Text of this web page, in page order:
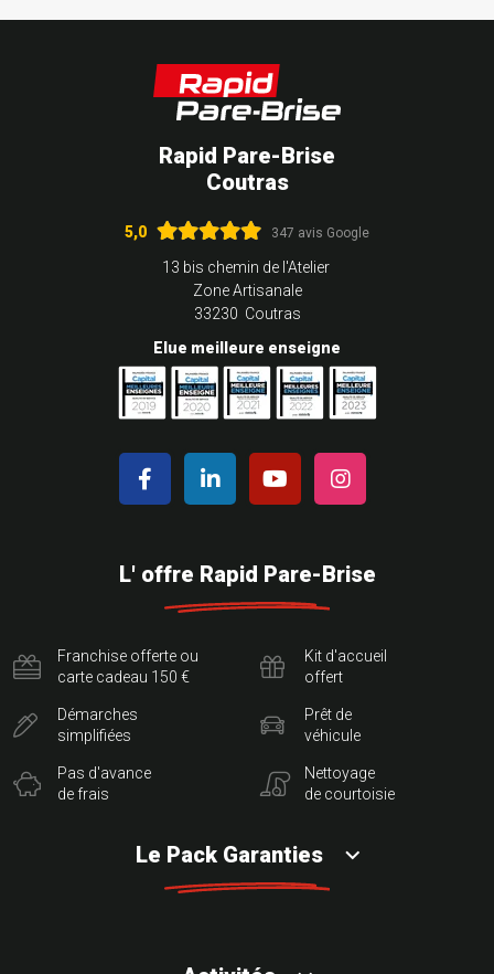
Rapid Pare-Brise
Coutras
5,0 347 avis Google
13 bis chemin de l'Atelier
Zone Artisanale
33230 Coutras
Elue meilleure enseigne
L' offre Rapid Pare-Brise
Franchise offerte ou
carte cadeau 150 €
Démarches
simplifiées
Pas d'avance
de frais
Kit d'accueil
offert
Prêt de
véhicule
Nettoyage
de courtoisie
Le Pack Garanties